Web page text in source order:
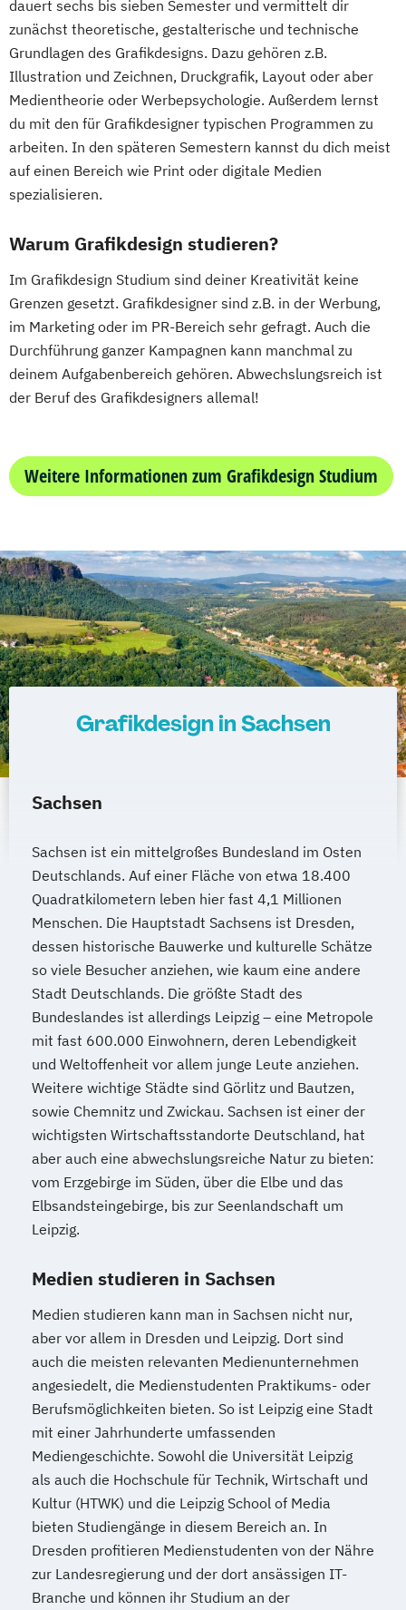
dauert sechs bis sieben Semester und vermittelt dir
zunächst theoretische, gestalterische und technische
Grundlagen des Grafikdesigns. Dazu gehören z.B.
Illustration und Zeichnen, Druckgrafik, Layout oder aber
Medientheorie oder Werbepsychologie. Außerdem lernst
du mit den für Grafikdesigner typischen Programmen zu
arbeiten. In den späteren Semestern kannst du dich meist
auf einen Bereich wie Print oder digitale Medien
spezialisieren.
Warum Grafikdesign studieren?
Im Grafikdesign Studium sind deiner Kreativität keine
Grenzen gesetzt. Grafikdesigner sind z.B. in der Werbung,
im Marketing oder im PR-Bereich sehr gefragt. Auch die
Durchführung ganzer Kampagnen kann manchmal zu
deinem Aufgabenbereich gehören. Abwechslungsreich ist
der Beruf des Grafikdesigners allemal!
Weitere Informationen zum Grafikdesign Studium
Grafikdesign in Sachsen
Sachsen
Sachsen ist ein mittelgroßes Bundesland im Osten
Deutschlands. Auf einer Fläche von etwa 18.400
Quadratkilometern leben hier fast 4,1 Millionen
Menschen. Die Hauptstadt Sachsens ist Dresden,
dessen historische Bauwerke und kulturelle Schätze
so viele Besucher anziehen, wie kaum eine andere
Stadt Deutschlands. Die größte Stadt des
Bundeslandes ist allerdings Leipzig – eine Metropole
mit fast 600.000 Einwohnern, deren Lebendigkeit
und Weltoffenheit vor allem junge Leute anziehen.
Weitere wichtige Städte sind Görlitz und Bautzen,
sowie Chemnitz und Zwickau. Sachsen ist einer der
wichtigsten Wirtschaftsstandorte Deutschland, hat
aber auch eine abwechslungsreiche Natur zu bieten:
vom Erzgebirge im Süden, über die Elbe und das
Elbsandsteingebirge, bis zur Seenlandschaft um
Leipzig.
Medien studieren in Sachsen
Medien studieren kann man in Sachsen nicht nur,
aber vor allem in Dresden und Leipzig. Dort sind
auch die meisten relevanten Medienunternehmen
angesiedelt, die Medienstudenten Praktikums- oder
Berufsmöglichkeiten bieten. So ist Leipzig eine Stadt
mit einer Jahrhunderte umfassenden
Mediengeschichte. Sowohl die Universität Leipzig
als auch die Hochschule für Technik, Wirtschaft und
Kultur (HTWK) und die Leipzig School of Media
bieten Studiengänge in diesem Bereich an. In
Dresden profitieren Medienstudenten von der Nähre
zur Landesregierung und der dort ansässigen IT-
Branche und können ihr Studium an der